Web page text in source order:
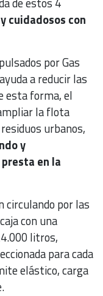
cuidadosos con
por Gas
a reducir las
esta forma, el
la flota
urbanos,
y
en la
circulando por las
con una
litros,
para cada
elástico, carga